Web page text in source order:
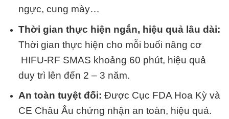
ngực, cung mày…
Thời gian thực hiện ngắn, hiệu quả lâu dài:
Thời gian thực hiện cho mỗi buổi nâng cơ
HIFU-RF SMAS khoảng 60 phút, hiệu quả
duy trì lên đến 2 – 3 năm.
An toàn tuyệt đối: Được Cục FDA Hoa Kỳ và
CE Châu Âu chứng nhận an toàn, hiệu quả.